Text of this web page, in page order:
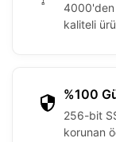
4000'den
kaliteli
%100
256-bit
korunan